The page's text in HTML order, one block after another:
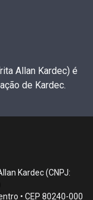
Allan Kardec) é
de Kardec.
Kardec (CNPJ:
• CEP 80240-000